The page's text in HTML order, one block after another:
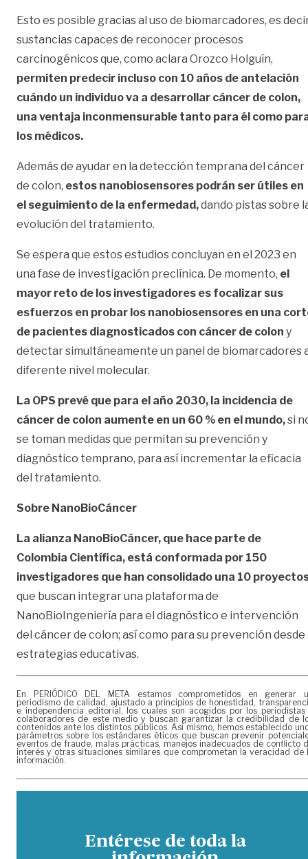
Esto es posible gracias al uso de biomarcadores, es
sustancias capaces de reconocer procesos
carcinogénicos que, como aclara Orozco Holguín,
permiten predecir incluso con 10 años de antelación
cuándo un individuo va a desarrollar cáncer de colon,
una ventaja inconmensurable tanto para él como
los médicos.
Además de ayudar en la detección temprana del cáncer
de colon, estos nanobiosensores podrán ser útiles en
el seguimiento de la enfermedad,dando pistas sobre
evolución del tratamiento.
Se espera que estos estudios concluyan en el 2023 en
una fase de investigación preclínica. De momento, el
mayor reto de los investigadores es focalizar sus
esfuerzos en probar los nanobiosensores en una
de pacientes diagnosticados con cáncer de colon y
detectar simultáneamente un panel de biomarcadores
diferente nivel molecular.
La OPS prevé que para el año 2030, la incidencia de
cáncer de colon aumente en un 60 % en el mundo,si
se toman medidas que permitan su prevención y
diagnóstico temprano, para así incrementar la eficacia
del tratamiento.
Sobre NanoBioCáncer
La alianza NanoBioCáncer, que hace parte de
Colombia Científica, está conformada por 150
investigadores que han consolidado una 10
que buscan integrar una plataforma de
NanoBioIngeniería para el diagnóstico e intervención
del cáncer de colon; así como para su prevención desde
estrategias educativas.
En PERIÓDICO DEL META estamos comprometidos en generar
periodismo de calidad, ajustado a principios de honestidad,
e independencia editorial, los cuales son acogidos por los periodistas
colaboradores de este medio y buscan garantizar la credibilidad de
contenidos ante los distintos públicos. Así mismo, hemos establecido
parámetros sobre los estándares éticos que buscan prevenir
eventos de fraude, malas prácticas, manejos inadecuados de conflicto
interés y otras situaciones similares que comprometan la veracidad de
información.
Entérese de toda la